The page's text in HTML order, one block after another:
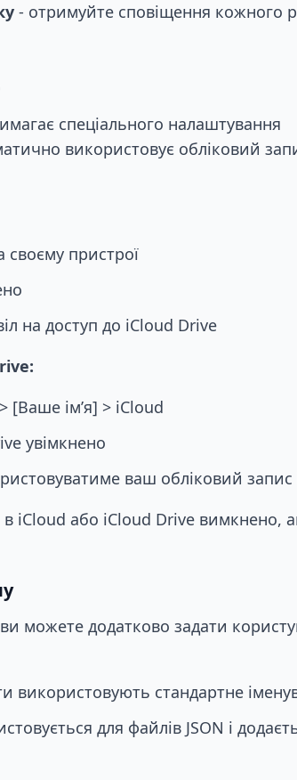
- отримуйте сповіщення кожного
спеціального налаштування
використовує обліковий
своєму пристрої
на доступ до iCloud Drive
[Ваше ім’я] > iCloud
увімкнено
ваш обліковий запис
iCloud або iCloud Drive вимкнено,
можете додатково задати
використовують стандартне
для файлів JSON і